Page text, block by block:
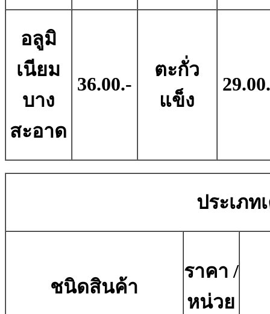
อลูมิ
เนียม
บาง
สะอาด
36.00.-
ตะกั่ว
แข็ง
ประเภท
ชนิดสินค้า
ราคา /
หน่วย